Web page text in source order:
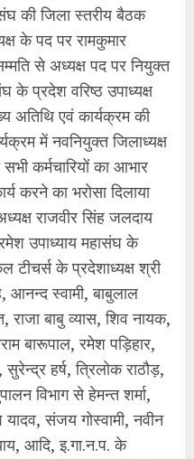
की जिला स्तरीय बैठक
के पद पर रामकुमार
से अध्यक्ष पद पर नियुक्त
प्रदेश वरिष्ठ उपाध्यक्ष
अतिथि एवं कार्यक्रम की
में नवनियुक्त जिलाध्यक्ष
कर्मचारियों का आभार
करने का भरोसा दिलाया
राजवीर सिंह जलदाय
उपाध्याय महासंघ के
के प्रदेशाध्यक्ष श्री
आनन्द स्वामी, बाबुलाल
राजा बाबु व्यास, शिव नायक,
बारूपाल, रमेश पड़िहार,
हर्ष, त्रिलोक राठौड़,
विभाग से हेमन्त शर्मा,
संजय गोस्वामी, नवीन
आदि, इ.गा.न.प. के